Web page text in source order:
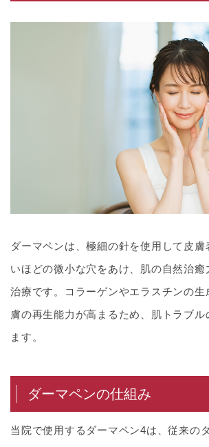
ダーマペンは、極細の針を使用して皮膚
いほどの微小な穴をあけ、肌の自然治癒
治療です。コラーゲンやエラスチンの生
膚の再生能力が高まるため、肌トラブル
ます。
ダーマペンの仕組み
当院で使用するダーマペン4は、従来の